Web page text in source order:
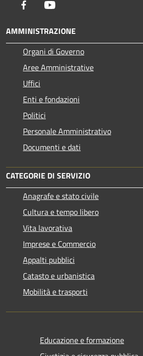
Facebook
AMMINISTRAZIONE
Organi di Governo
Aree Amministrative
Uffici
Enti e fondazioni
Politici
Personale Amministrativo
Documenti e dati
CATEGORIE DI SERVIZIO
Anagrafe e stato civile
Cultura e tempo libero
Vita lavorativa
Imprese e Commercio
Appalti pubblici
Catasto e urbanistica
Mobilità e trasporti
Educazione e formazione